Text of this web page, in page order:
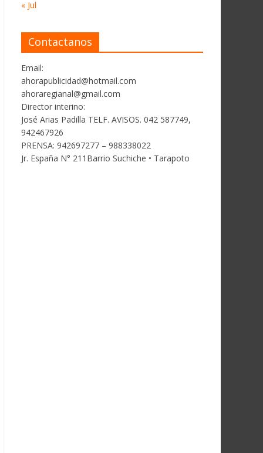
« Jul
Contactanos
Email:
ahorapublicidad@hotmail.com
ahoraregianal@gmail.com
Director interino:
José Arias Padilla TELF. AVISOS. 042 587749,
942467926
PRENSA: 942697277 – 988338022
Jr. España N° 211Barrio Suchiche • Tarapoto